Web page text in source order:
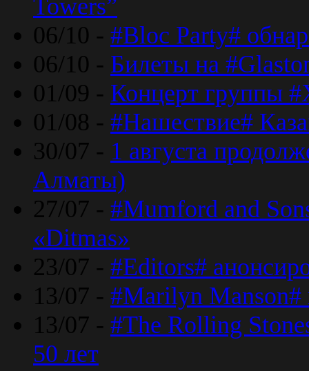
Towers”
06/10 - #Bloc Party#
06/10 - Билеты на
01/09 - Концерт группы
01/08 - #Нашествие#
30/07 - 1 августа
Алматы)
27/07 - #Mumford and
«Ditmas»
23/07 - #Editors#
13/07 - #Marilyn Manson#
13/07 - #The Rolling
50 лет